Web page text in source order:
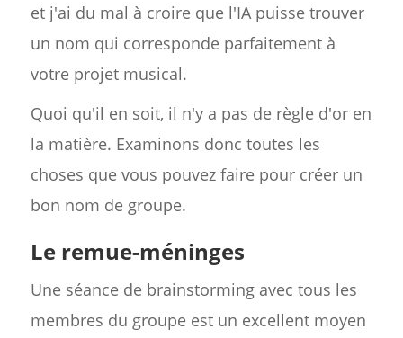
et j'ai du mal à croire que l'IA puisse trouver
un nom qui corresponde parfaitement à
votre projet musical.
Quoi qu'il en soit, il n'y a pas de règle d'or en
la matière. Examinons donc toutes les
choses que vous pouvez faire pour créer un
bon nom de groupe.
Le remue-méninges
Une séance de brainstorming avec tous les
membres du groupe est un excellent moyen